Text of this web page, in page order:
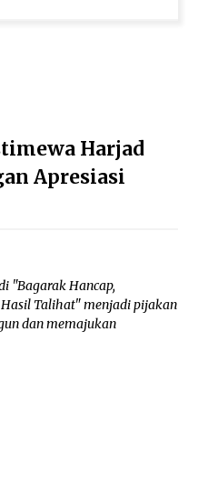
Harjad
Apresiasi
"Bagarak Hancap,
Talihat" menjadi pijakan
dan memajukan